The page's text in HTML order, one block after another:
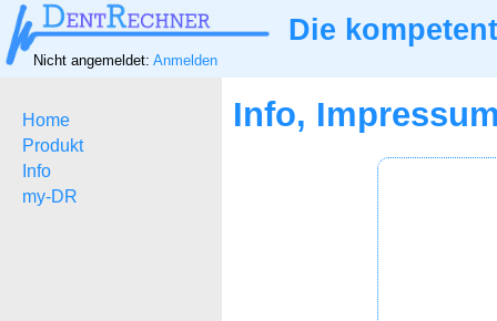
Die
Nicht angemeldet: Anmelden
Home
Produkt
Info
my-DR
Info,